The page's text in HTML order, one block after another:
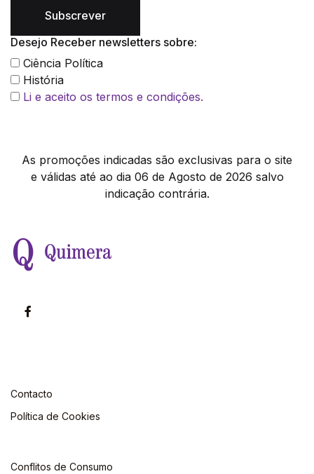
Subscrever
Desejo Receber newsletters sobre:
Ciência Política
História
Li e aceito os termos e condições.
As promoções indicadas são exclusivas para o site
e válidas até ao dia 06 de Agosto de 2026 salvo
indicação contrária.
Contacto
Política de Cookies
Conflitos de Consumo